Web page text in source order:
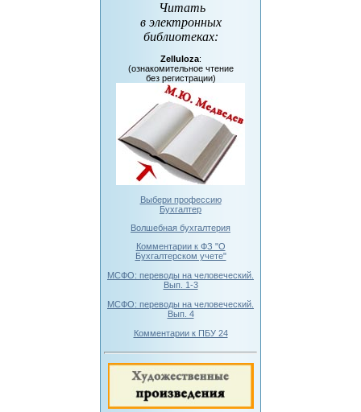
Читать
в электронных
библиотеках:
Zelluloza:
(ознакомительное чтение
без регистрации)
Выбери профессию
Бухгалтер
Волшебная бухгалтерия
Комментарии к ФЗ "О
Бухгалтерском учете"
МСФО: переводы на человеческий.
Вып. 1-3
МСФО: переводы на человеческий.
Вып. 4
Комментарии к ПБУ 24